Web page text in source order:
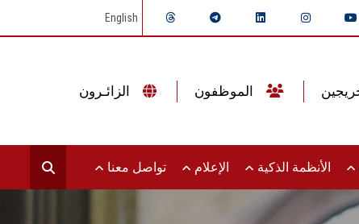
English
الأنظمة الذكية الإعلام تواصل معنا